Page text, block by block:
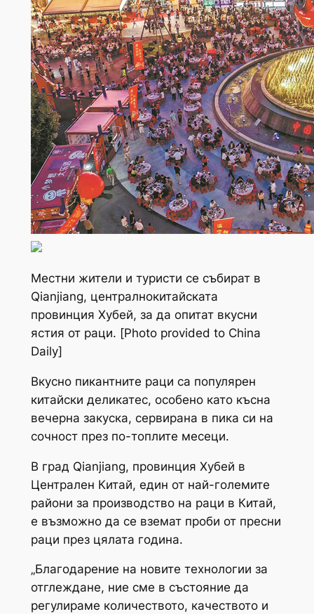
Местни жители и туристи се събират в
Qianjiang, централнокитайската
провинция Хубей, за да опитат вкусни
ястия от раци. [Photo provided to China
Daily]
Вкусно пикантните раци са популярен
китайски деликатес, особено като късна
вечерна закуска, сервирана в пика си на
сочност през по-топлите месеци.
В град Qianjiang, провинция Хубей в
Централен Китай, един от най-големите
райони за производство на раци в Китай,
е възможно да се вземат проби от пресни
раци през цялата година.
„Благодарение на новите технологии за
отглеждане, ние сме в състояние да
регулираме количеството, качеството и